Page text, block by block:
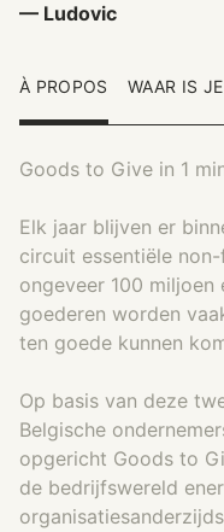
— Ludovic
À PROPOS WAAR IS
Goods to Give in 1
Elk jaar blijven er
circuit essentiële
ongeveer 100
goederen worden
ten goede kunnen
Op basis van deze
Belgische
opgericht Goods to
de bedrijfswereld